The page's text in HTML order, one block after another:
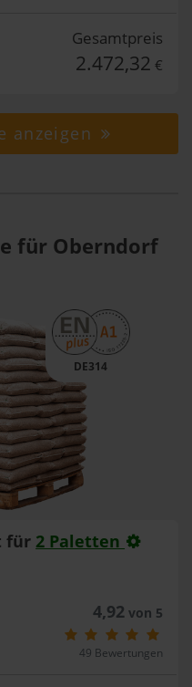
Gesamtpreis
2.472,32 €
anzeigen
für Oberndorf
DE314
für 2 Paletten
4,92von 5
49 Bewertungen